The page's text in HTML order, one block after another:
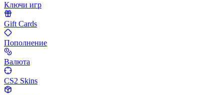
Ключи игр
Gift Cards
Пополнение
Валюта
CS2 Skins